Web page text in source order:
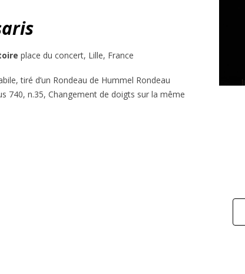
place du concert, Lille, France
tiré d’un Rondeau de Hummel Rondeau
740, n.35, Changement de doigts sur la même